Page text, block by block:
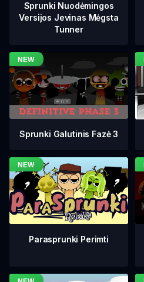
Sprunki Nuodėmingos
Versijos Jevinas Mėgsta
Tunner
Sprunki Galutinis Fazė 3
Parasprunki Perimti